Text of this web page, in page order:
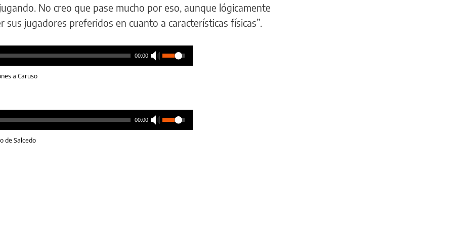
No creo que pase mucho por eso, aunque lógicamente
jugadores preferidos en cuanto a características físicas”.
00:00
a Caruso
00:00
de Salcedo